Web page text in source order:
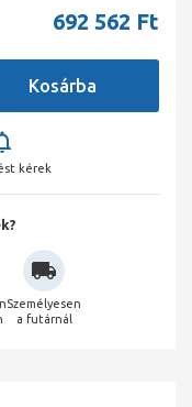
692 562 Ft
kérek
Személyesen
a futárnál